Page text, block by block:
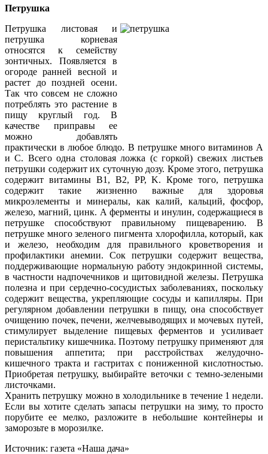
Петрушка
Петрушка листовая и
петрушка корневая
относятся к семейству
зонтичных. Появляется в
огороде ранней весной и
растет до поздней осени.
Так что совсем не сложно
потреблять это растение в
пищу круглый год. В
качестве приправы ее
можно добавлять
практически в любое блюдо. В петрушке много витаминов А
и С. Всего одна столовая ложка (с горкой) свежих листьев
петрушки содержит их суточную дозу. Кроме этого, петрушка
содержит витамины B1, B2, PP, K. Кроме того, петрушка
содержит такие жизненно важные для здоровья
микроэлементы и минералы, как калий, кальций, фосфор,
железо, магний, цинк. А ферменты и инулин, содержащиеся в
петрушке способствуют правильному пищеварению. В
петрушке много зеленого пигмента хлорофилла, который, как
и железо, необходим для правильного кроветворения и
профилактики анемии. Сок петрушки содержит вещества,
поддерживающие нормальную работу эндокринной системы,
в частности надпочечников и щитовидной железы. Петрушка
полезна и при сердечно-сосудистых заболеваниях, поскольку
содержит вещества, укрепляющие сосуды и капилляры. При
регулярном добавлении петрушки в пищу, она способствует
очищению почек, печени, желчевыводящих и мочевых путей,
стимулирует выделение пищевых ферментов и усиливает
перистальтику кишечника. Поэтому петрушку применяют для
повышения аппетита; при расстройствах желудочно-
кишечного тракта и гастритах с пониженной кислотностью.
Приобретая петрушку, выбирайте веточки с темно-зелеными
листочками.
Хранить петрушку можно в холодильнике в течение 1 недели.
Если вы хотите сделать запасы петрушки на зиму, то просто
порубите ее мелко, разложите в небольшие контейнеры и
заморозьте в морозилке.
Источник: газета «Наша дача»